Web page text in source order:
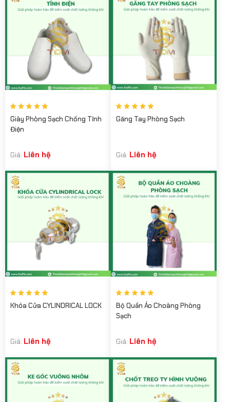
Giày Phòng Sạch Chống Tĩnh
Điện
Giá: Liên hệ
Găng Tay Phòng Sạch
Giá: Liên hệ
Khóa Cửa CYLINDRICAL LOCK
Giá: Liên hệ
Bộ Quần Áo Choàng Phòng
Sạch
Giá: Liên hệ